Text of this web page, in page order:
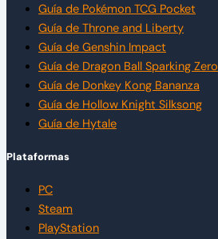
Guía de Pokémon TCG Pocket
Guía de Throne and Liberty
Guía de Genshin Impact
Guía de Dragon Ball Sparking Zero
Guía de Donkey Kong Bananza
Guía de Hollow Knight Silksong
Guía de Hytale
Plataformas
PC
Steam
PlayStation